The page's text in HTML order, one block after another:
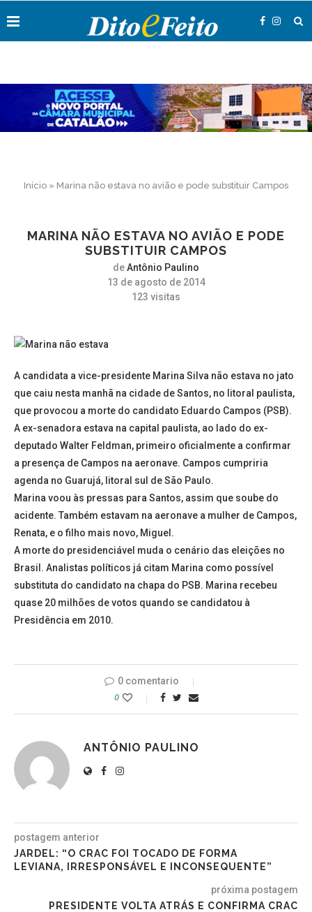
Início » Marina não estava no avião e pode substituir Campos
MARINA NÃO ESTAVA NO AVIÃO E PODE
SUBSTITUIR CAMPOS
deAntônio Paulino
13 de agosto de 2014
123 visitas
A candidata a vice-presidente Marina Silva não estava no jato
que caiu nesta manhã na cidade de Santos, no litoral paulista,
que provocou a morte do candidato Eduardo Campos (PSB).
A ex-senadora estava na capital paulista, ao lado do ex-
deputado Walter Feldman, primeiro oficialmente a confirmar
a presença de Campos na aeronave. Campos cumpriria
agenda no Guarujá, litoral sul de São Paulo.
Marina voou às pressas para Santos, assim que soube do
acidente. Também estavam na aeronave a mulher de Campos,
Renata, e o filho mais novo, Miguel.
A morte do presidenciável muda o cenário das eleições no
Brasil. Analistas políticos já citam Marina como possível
substituta do candidato na chapa do PSB. Marina recebeu
quase 20 milhões de votos quando se candidatou à
Presidência em 2010.
0 comentario
0
ANTÔNIO PAULINO
postagem anterior
JARDEL: “O CRAC FOI TOCADO DE FORMA
LEVIANA, IRRESPONSÁVEL E INCONSEQUENTE”
próxima postagem
PRESIDENTE VOLTA ATRÁS E CONFIRMA CRAC